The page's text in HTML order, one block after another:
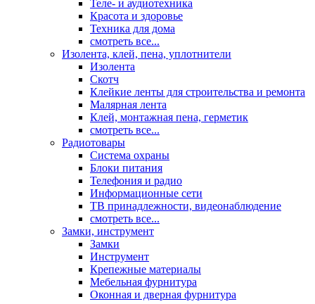
Теле- и аудиотехника
Красота и здоровье
Техника для дома
смотреть все...
Изолента, клей, пена, уплотнители
Изолента
Скотч
Клейкие ленты для строительства и ремонта
Малярная лента
Клей, монтажная пена, герметик
смотреть все...
Радиотовары
Система охраны
Блоки питания
Телефония и радио
Информационные сети
ТВ принадлежности, видеонаблюдение
смотреть все...
Замки, инструмент
Замки
Инструмент
Крепежные материалы
Мебельная фурнитура
Оконная и дверная фурнитура